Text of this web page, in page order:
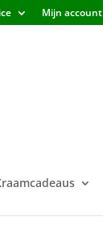
Mijn account